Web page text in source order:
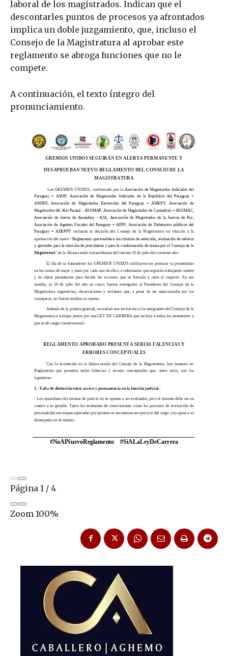
laboral de los magistrados. Indican que el
descontarles puntos de procesos ya afrontados
implica un doble juzgamiento, que, incluso el
Consejo de la Magistratura al aprobar este
reglamento se abroga funciones que no le
compete.
A continuación, el texto íntegro del
pronunciamiento.
Página 1 / 4
Zoom 100%